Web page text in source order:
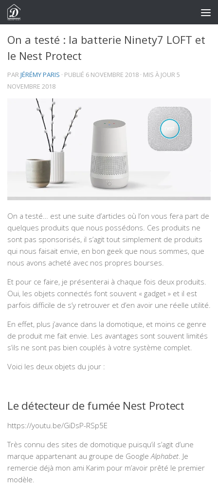
Skip to content
On a testé : la batterie Ninety7 LOFT et
le Nest Protect
PARJÉRÉMY PARIS · PUBLIÉ 6 NOVEMBRE 2018 · MIS À JOUR5
NOVEMBRE 2018
On a testé… est une suite d’articles où l’on vous fera part de
quelques produits que nous possédons. Ces produits ne
sont pas sponsorisés, il s’agit tout simplement de produits
qui nous faisait envie, en bon geek que nous sommes, que
nous avons acheté avec nos propres bourses.
Et pour ce faire, je présenterai à chaque fois deux produits.
Oui, les objets connectés font souvent « gadget » et il est
parfois difficile de s’y retrouver et d’en avoir une réelle utilité.
En effet, plus j’avance dans la domotique, et moins ce genre
de produit me fait envie. Les avantages sont souvent limités
s’ils ne sont pas bien couplés à votre système complet.
Voici les deux objets du jour :
Le détecteur de fumée Nest Protect
https://youtu.be/GiDsP-RSp5E
Très connu des sites de domotique puisqu’il s’agit d’une
marque appartenant au groupe de GoogleAlphabet. Je
remercie déjà mon ami Karim pour m’avoir prêté le premier
modèle.